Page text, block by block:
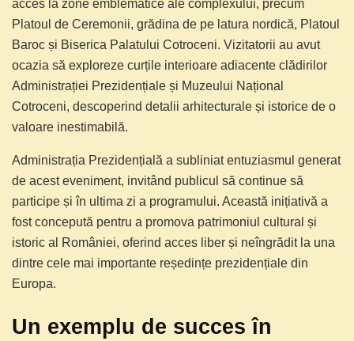
acces la zone emblematice ale complexului, precum
Platoul de Ceremonii, grădina de pe latura nordică, Platoul
Baroc și Biserica Palatului Cotroceni. Vizitatorii au avut
ocazia să exploreze curțile interioare adiacente clădirilor
Administrației Prezidențiale și Muzeului Național
Cotroceni, descoperind detalii arhitecturale și istorice de o
valoare inestimabilă.
Administrația Prezidențială a subliniat entuziasmul generat
de acest eveniment, invitând publicul să continue să
participe și în ultima zi a programului. Această inițiativă a
fost concepută pentru a promova patrimoniul cultural și
istoric al României, oferind acces liber și neîngrădit la una
dintre cele mai importante reședințe prezidențiale din
Europa.
Un exemplu de succes în